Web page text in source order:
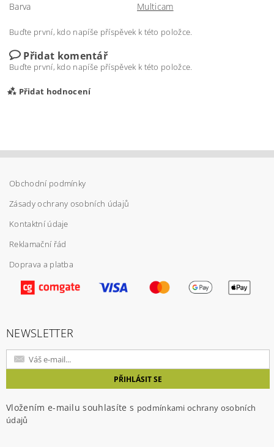
Barva
Multicam
Buďte první, kdo napíše příspěvek k této položce.
Přidat komentář
Buďte první, kdo napíše příspěvek k této položce.
Přidat hodnocení
Vložením hodnocení souhlasíte spodmínkami
ochrany osobních údajů
Obchodní podmínky
Zásady ochrany osobních údajů
Kontaktní údaje
Reklamační řád
Doprava a platba
NEWSLETTER
Vložením e-mailu souhlasíte s podmínkami ochrany osobních
údajů